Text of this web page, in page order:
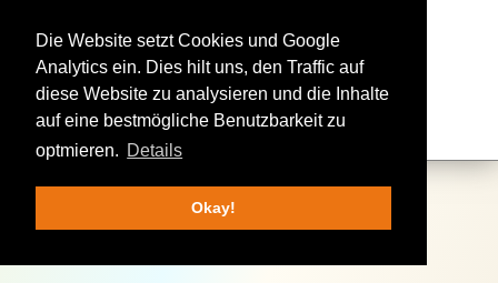
Die Website setzt Cookies und Google
Analytics ein. Dies hilt uns, den Traffic auf
diese Website zu analysieren und die Inhalte
auf eine bestmögliche Benutzbarkeit zu
optmieren. Details
Okay!
wildsmile studios
Telefon: 0351 8024600
Mail: sticker@stickma.de